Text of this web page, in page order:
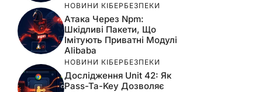
НОВИНИ КІБЕРБЕЗПЕКИ
Атака Через Npm:
Шкідливі Пакети, Що
Імітують Приватні Модулі
Alibaba
НОВИНИ КІБЕРБЕЗПЕКИ
Дослідження Unit 42: Як
Pass-Ta-Key Дозволяє